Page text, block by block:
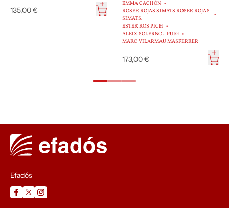
NÚRIA PUÉRTOLAS CARASUSÁN
101,75 €
Efadós